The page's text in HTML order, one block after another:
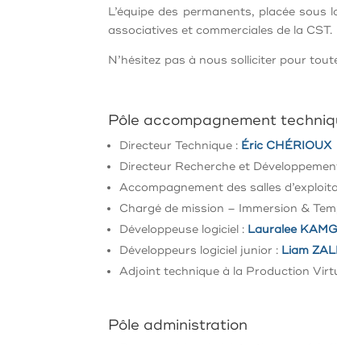
L’équipe des permanents, placée sous
associatives et commerciales de la CST.
N’hésitez pas à nous solliciter pour
Pôle accompagnement
Directeur Technique : Éric CHÉRIOUX
Directeur Recherche et
Accompagnement des salles
Chargé de mission – Immersion &
Développeuse logiciel : Lauralee
Développeurs logiciel junior : Liam
Adjoint technique à la Production
Pôle administration